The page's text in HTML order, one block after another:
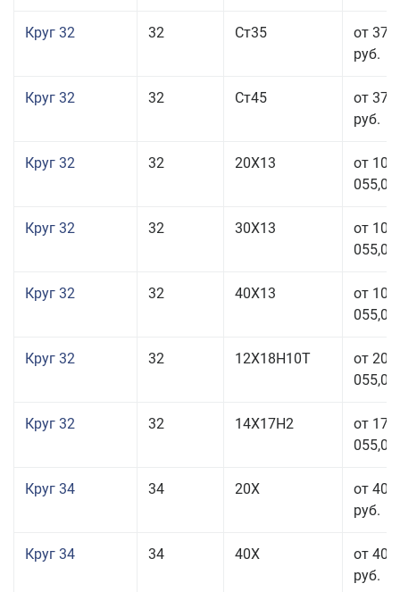
Круг 32 32 Ст35
от 37
руб.
Круг 32 32 Ст45
от 37
руб.
Круг 32 32 20Х13
от 101
055,00
Круг 32 32 30Х13
от 101
055,00
Круг 32 32 40Х13
от 101
055,00
Круг 32 32 12Х18Н10Т
от 208
055,00
Круг 32 32 14Х17Н2
от 177
055,00
Круг 34 34 20Х
от 40
руб.
Круг 34 34 40Х
от 40
руб.